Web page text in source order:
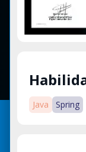
Java Spring